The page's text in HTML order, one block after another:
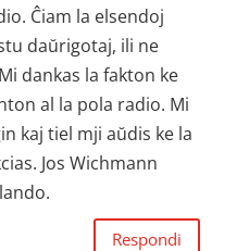
Ĉiam la elsendoj
daŭrigotaj, ili ne
dankas la fakton ke
al la pola radio. Mi
kaj tiel mji aŭdis ke la
Jos Wichmann
Respondi